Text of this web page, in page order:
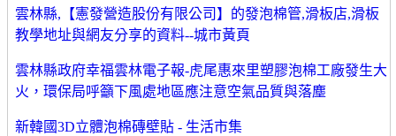
雲林縣,【憲發營造股份有限公司】的發泡棉管,滑板店,滑板
教學地址與網友分享的資料--城市黃頁
雲林縣政府幸福雲林電子報-虎尾惠來里塑膠泡棉工廠發生大
火，環保局呼籲下風處地區應注意空氣品質與落塵
新韓國3D立體泡棉磚壁貼 - 生活市集